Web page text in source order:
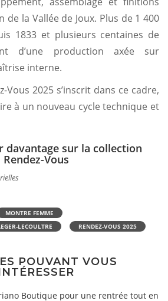
de la Vallée de Joux. Plus de 1 400
1833 et plusieurs centaines de
d’une production axée sur
interne.
Vous 2025 s’inscrit dans ce cadre,
à un nouveau cycle technique et
davantage sur la collection
Rendez-Vous
MONTRE FEMME
LECOULTRE
RENDEZ-VOUS 2025
POUVANT VOUS